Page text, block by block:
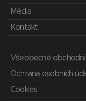
Média
Kontakt
Všeobecné
Ochrana osobních
Cookies